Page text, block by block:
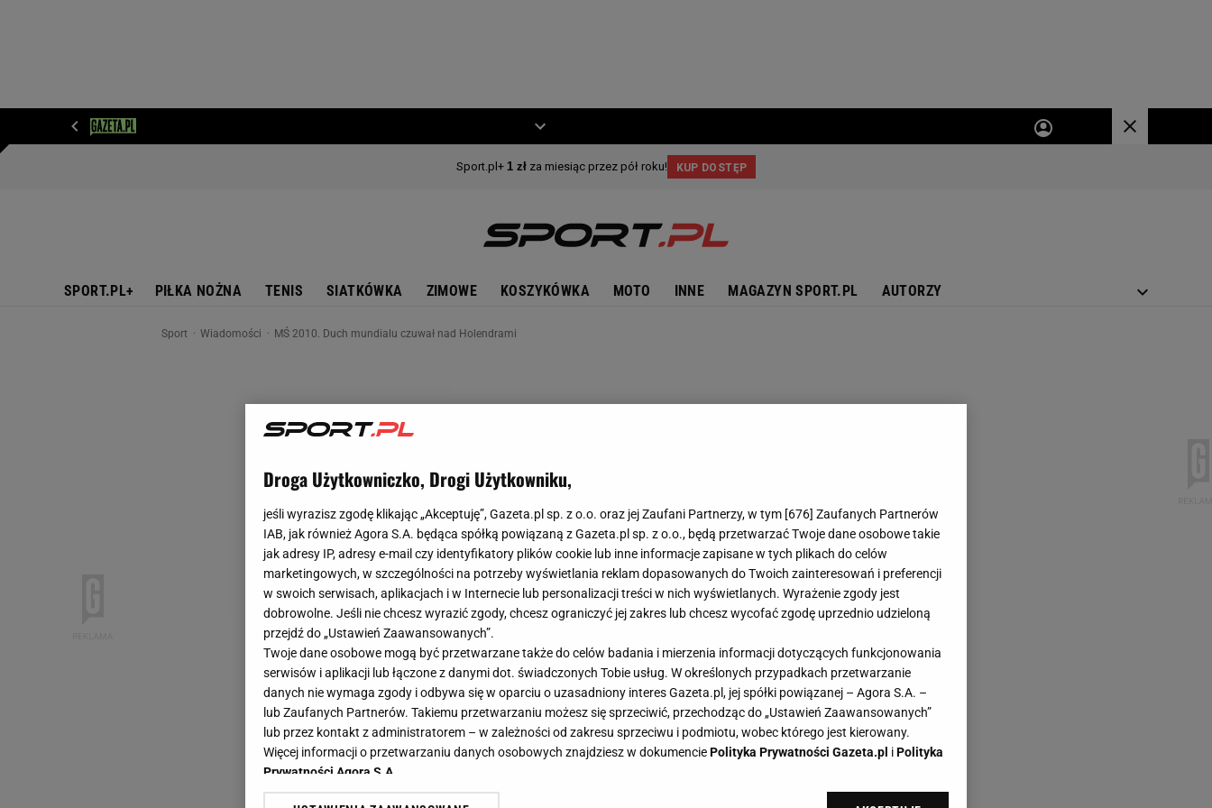
SPORT.PL+ PIŁKA NOŻNA TENIS SIATKÓWKA ZIMOWE KOSZYKÓWKA MOTO INNE MAGAZYN SPORT.PL AUTORZY
Sport Wiadomości MŚ 2010. Duch mundialu czuwał nad Holendrami
Droga Użytkowniczko, Drogi Użytkowniku,
jeśli wyrazisz zgodę klikając „Akceptuję”, Gazeta.pl sp. z o.o. oraz jej Zaufani Partnerzy, w tym [676] Zaufanych Partnerów
IAB, jak również Agora S.A. będąca spółką powiązaną z Gazeta.pl sp. z o.o., będą przetwarzać Twoje dane osobowe takie
jak adresy IP, adresy e-mail czy identyfikatory plików cookie lub inne informacje zapisane w tych plikach do celów
marketingowych, w szczególności na potrzeby wyświetlania reklam dopasowanych do Twoich zainteresowań i preferencji
w swoich serwisach, aplikacjach i w Internecie lub personalizacji treści w nich wyświetlanych. Wyrażenie zgody jest
dobrowolne. Jeśli nie chcesz wyrazić zgody, chcesz ograniczyć jej zakres lub chcesz wycofać zgodę uprzednio udzieloną
przejdź do „Ustawień Zaawansowanych”.
Twoje dane osobowe mogą być przetwarzane także do celów badania i mierzenia informacji dotyczących funkcjonowania
serwisów i aplikacji lub łączone z danymi dot. świadczonych Tobie usług. W określonych przypadkach przetwarzanie
danych nie wymaga zgody i odbywa się w oparciu o uzasadniony interes Gazeta.pl, jej spółki powiązanej – Agora S.A. –
lub Zaufanych Partnerów. Takiemu przetwarzaniu możesz się sprzeciwić, przechodząc do „Ustawień Zaawansowanych”
lub przez kontakt z administratorem – w zależności od zakresu sprzeciwu i podmiotu, wobec którego jest kierowany.
Więcej informacji o przetwarzaniu danych osobowych znajdziesz w dokumenciePolityka Prywatności Gazeta.pl iPolityka
Prywatności Agora S.A.